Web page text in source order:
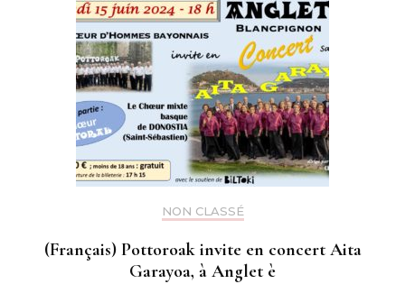
NON CLASSÉ
(Français) Pottoroak invite en concert Aita
Garayoa, à Anglet è